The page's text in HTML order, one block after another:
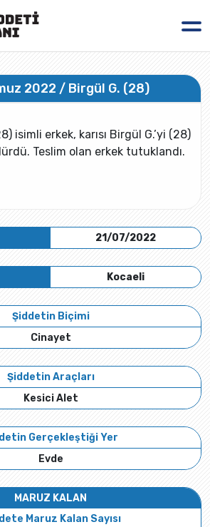
2022 / Birgül G. (28)
isimli erkek, karısı Birgül G.’yi (28)
Teslim olan erkek tutuklandı.
21/07/2022
Kocaeli
Şiddetin Biçimi
Cinayet
Şiddetin Araçları
Kesici Alet
Gerçekleştiği Yer
Evde
MARUZ KALAN
Maruz Kalan Sayısı